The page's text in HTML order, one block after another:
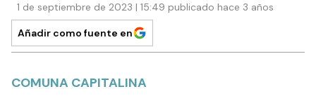
1 de septiembre de 2023 | 15:49 publicado hace 3 años
Añadir como fuente en
COMUNA CAPITALINA